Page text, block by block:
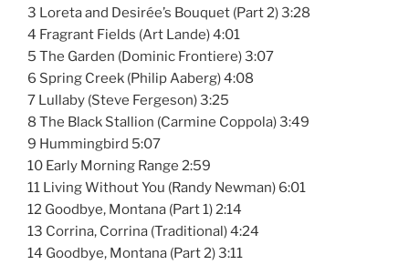
3 Loreta and Desirée’s Bouquet (Part 2) 3:28
4 Fragrant Fields (Art Lande) 4:01
5 The Garden (Dominic Frontiere) 3:07
6 Spring Creek (Philip Aaberg) 4:08
7 Lullaby (Steve Fergeson) 3:25
8 The Black Stallion (Carmine Coppola) 3:49
9 Hummingbird 5:07
10 Early Morning Range 2:59
11 Living Without You (Randy Newman) 6:01
12 Goodbye, Montana (Part 1) 2:14
13 Corrina, Corrina (Traditional) 4:24
14 Goodbye, Montana (Part 2) 3:11